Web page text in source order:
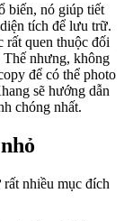
biến, nó giúp tiết
tích để lưu trữ.
rất quen thuộc đối
Thế nhưng, không
để có thể photo
sẽ hướng dẫn
chóng nhất.
nhiều mục đích